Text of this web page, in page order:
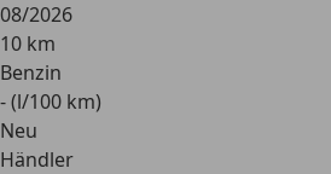
08/2026
10 km
Benzin
- (l/100 km)
Neu
Händler